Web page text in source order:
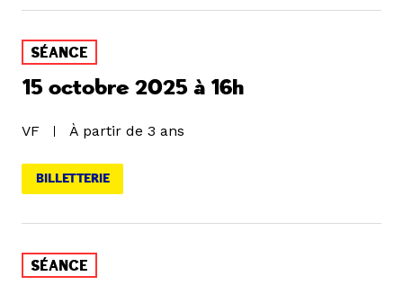
SÉANCE
15 octobre 2025 à 16h
VF À partir de 3 ans
BILLETTERIE
SÉANCE